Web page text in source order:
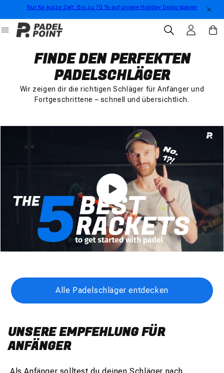
zum Inhalt
Nur für kurze Zeit: Bis zu 70 % auf unsere Holiday Deals sparen
Einloggen
FINDE DEN PERFEKTEN
PADELSCHLÄGER
Wir zeigen dir die richtigen Schläger für Anfänger und
Fortgeschrittene – schnell und übersichtlich.
Alle Padelschläger entdecken
UNSERE EMPFEHLUNG FÜR
ANFÄNGER